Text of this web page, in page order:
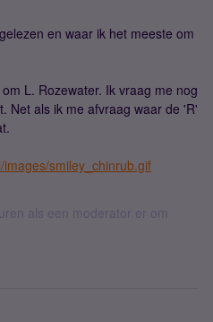
en waar ik het meeste om
L. Rozewater. Ik vraag me nog
Net als ik me afvraag waar de 'R'
smiley_chinrub.gif
als een moderator er om